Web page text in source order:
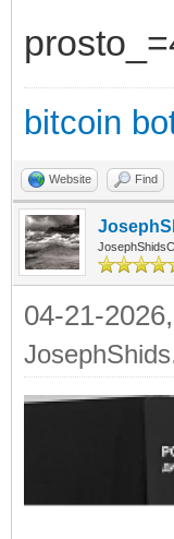
bitcoin
Website Find
04-21-
JosephShids